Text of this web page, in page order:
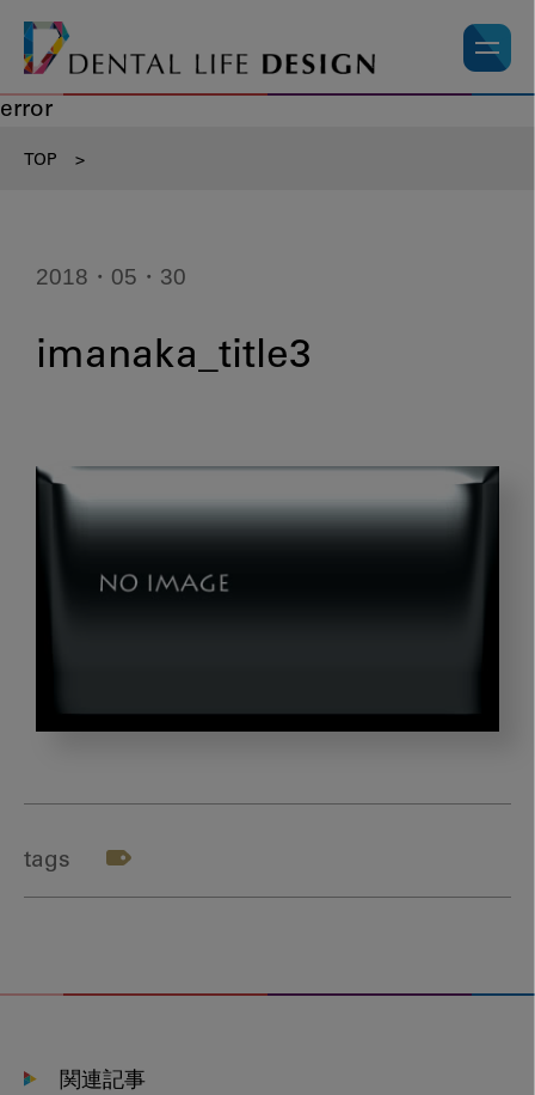
error
TOP >
2018・05・30
imanaka_title3
tags
関連記事